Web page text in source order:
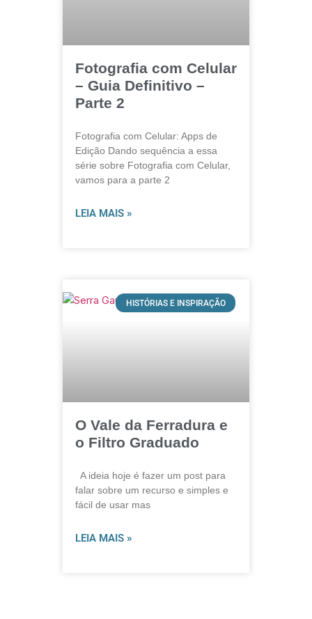
Fotografia com Celular
– Guia Definitivo –
Parte 2
Fotografia com Celular: Apps de
Edição Dando sequência a essa
série sobre Fotografia com Celular,
vamos para a parte 2
LEIA MAIS »
HISTÓRIAS E INSPIRAÇÃO
O Vale da Ferradura e
o Filtro Graduado
A ideia hoje é fazer um post para
falar sobre um recurso e simples e
fácil de usar mas
LEIA MAIS »